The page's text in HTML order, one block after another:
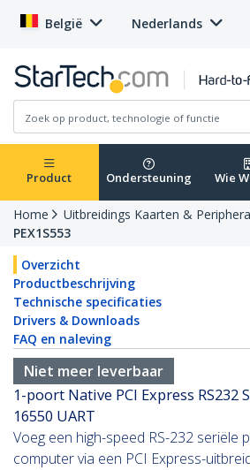
België Nederlands
Product Ondersteuning Wie
Home Uitbreidings Kaarten &
PEX1S553
Overzicht
Productbeschrijving
Technische specificaties
Drivers & Downloads
FAQ en naleving
Niet meer leverbaar
1-poort Native PCI Express RS232
16550 UART
Voeg een high-speed RS-232 seriële
computer via een PCI Express-